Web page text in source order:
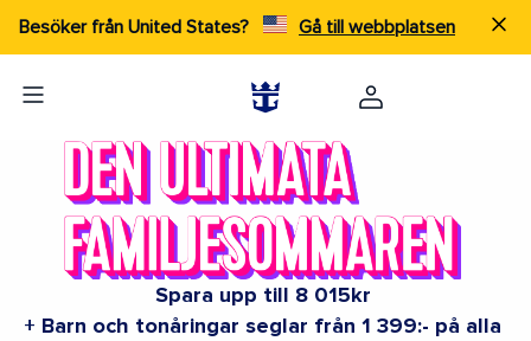
Besöker från United States? Gå till webbplatsen
Spara upp till 8 015kr
+ Barn och tonåringar seglar från 1 399:- på alla